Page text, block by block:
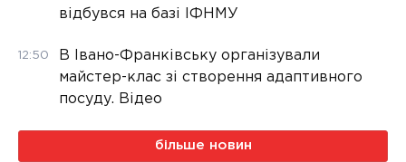
відбувся на базі ІФНМУ
12:50
В Івано-Франківську організували
майстер-клас зі створення адаптивного
посуду. Відео
більше новин